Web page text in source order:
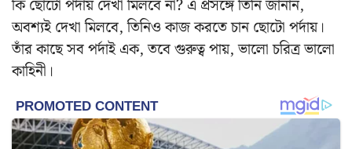
কি ছোটো পর্দায় দেখা মিলবে না? এ প্রসঙ্গে তিনি জানান,
অবশ্যই দেখা মিলবে, তিনিও কাজ করতে চান ছোটো পর্দায়।
তাঁর কাছে সব পর্দাই এক, তবে গুরুত্ব পায়, ভালো চরিত্র ভালো
কাহিনী।